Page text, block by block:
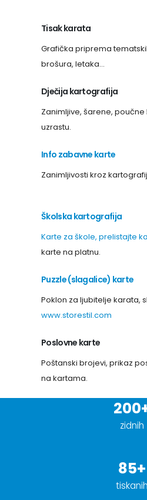
Tisak karata
Grafička priprema
brošura, letaka...
Dječija kartografija
Zanimljive, šarene,
uzrastu.
Info zabavne karte
Zanimljivosti kroz
Školska kartografija
Karte za škole, prelistajte
karte na platnu.
Puzzle (slagalice) karte
Poklon za ljubitelje karata,
www.storestil.com
Poslovne karte
Poštanski brojevi, prikaz
na kartama.
zidnih
85+
tiskanih